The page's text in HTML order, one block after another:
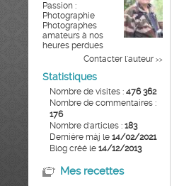
Passion :
Photographie
Photographes
amateurs à nos
heures perdues
Contacter l'auteur >>
Statistiques
Nombre de visites : 476 362
Nombre de commentaires :
176
Nombre d'articles : 183
Dernière màj le 14/02/2021
Blog créé le 14/12/2013
Mes recettes